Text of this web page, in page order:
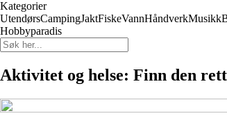
Kategorier
UtendørsCampingJaktFiskeVannHåndverkMusikk
Hobbyparadis
Aktivitet og helse: Finn den